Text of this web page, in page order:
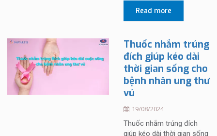
Read more
Thuốc nhắm trúng
đích giúp kéo dài
thời gian sống cho
bệnh nhân ung thư
vú
19/08/2024
Thuốc nhắm trúng đích
giúp kéo dài thời gian sống